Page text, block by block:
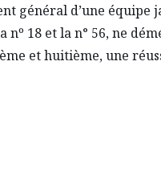
général d’une équipe
nº 18 et la n° 56, ne
et huitième, une